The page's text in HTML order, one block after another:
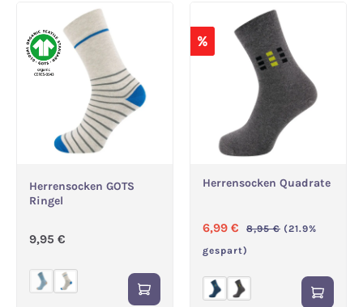
Herrensocken GOTS
Ringel
(Diese Option ist zurzeit nicht verfügbar.)
Regulärer Preis:
9,95 €
%
Herrensocken Quadrate
Verkaufspreis:
6,99 € Regulärer Preis:
8,95 € (21.9%
gespart)